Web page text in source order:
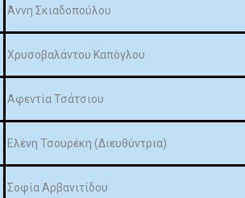
Άννη Σκιαδοπούλου
Χρυσοβαλάντου Καπόγλου
Αφεντία Τσάτσιου
Ελένη Τσουρέκη (Διευθύντρια)
Σοφία Αρβανιτίδου